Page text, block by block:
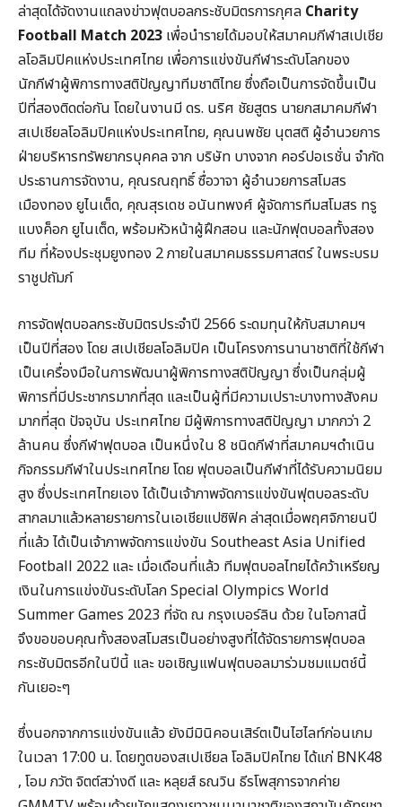
ล่าสุดได้จัดงานแถลงข่าวฟุตบอลกระชับมิตรการกุศล Charity
Football Match 2023 เพื่อนำรายได้มอบให้สมาคมกีฬาสเปเชีย
ลโอลิมปิคแห่งประเทศไทย เพื่อการแข่งขันกีฬาระดับโลกของ
นักกีฬาผู้พิการทางสติปัญญาทีมชาติไทย ซึ่งถือเป็นการจัดขึ้นเป็น
ปีที่สองติดต่อกัน โดยในงานมี ดร. นริศ ชัยสูตร นายกสมาคมกีฬา
สเปเชียลโอลิมปิคแห่งประเทศไทย, คุณนพชัย นุตสติ ผู้อำนวยการ
ฝ่ายบริหารทรัพยากรบุคคล จาก บริษัท บางจาก คอร์ปอเรชั่น จำกัด
ประธานการจัดงาน, คุณรณฤทธิ์ ซื่อวาจา ผู้อำนวยการสโมสร
เมืองทอง ยูไนเต็ด, คุณสุรเดช อนันทพงศ์ ผู้จัดการทีมสโมสร ทรู
แบงค็อก ยูไนเต็ด, พร้อมหัวหน้าผู้ฝึกสอน และนักฟุตบอลทั้งสอง
ทีม ที่ห้องประชุมยูงทอง 2 ภายในสมาคมธรรมศาสตร์ ในพระบรม
ราชูปถัมภ์
การจัดฟุตบอลกระชับมิตรประจำปี 2566 ระดมทุนให้กับสมาคมฯ
เป็นปีที่สอง โดย สเปเชียลโอลิมปิค เป็นโครงการนานาชาติที่ใช้กีฬา
เป็นเครื่องมือในการพัฒนาผู้พิการทางสติปัญญา ซึ่งเป็นกลุ่มผู้
พิการที่มีประชากรมากที่สุด และเป็นผู้ที่มีความเปราะบางทางสังคม
มากที่สุด ปัจจุบัน ประเทศไทย มีผู้พิการทางสติปัญญา มากกว่า 2
ล้านคน ซึ่งกีฬาฟุตบอล เป็นหนึ่งใน 8 ชนิดกีฬาที่สมาคมฯดำเนิน
กิจกรรมกีฬาในประเทศไทย โดย ฟุตบอลเป็นกีฬาที่ได้รับความนิยม
สูง ซึ่งประเทศไทยเอง ได้เป็นเจ้าภาพจัดการแข่งขันฟุตบอลระดับ
สากลมาแล้วหลายรายการในเอเชียแปซิฟิค ล่าสุดเมื่อพฤศจิกายนปี
ที่แล้ว ได้เป็นเจ้าภาพจัดการแข่งขัน Southeast Asia Unified
Football 2022 และ เมื่อเดือนที่แล้ว ทีมฟุตบอลไทยได้คว้าเหรียญ
เงินในการแข่งขันระดับโลก Special Olympics World
Summer Games 2023 ที่จัด ณ กรุงเบอร์ลิน ด้วย ในโอกาสนี้
จึงขอขอบคุณทั้งสองสโมสรเป็นอย่างสูงที่ได้จัดรายการฟุตบอล
กระชับมิตรอีกในปีนี้ และ ขอเชิญแฟนฟุตบอลมาร่วมชมแมตช์นี้
กันเยอะๆ
ซึ่งนอกจากการแข่งขันแล้ว ยังมีมินิคอนเสิร์ตเป็นไฮไลท์ก่อนเกม
ในเวลา 17:00 น. โดยทูตของสเปเชียล โอลิมปิคไทย ได้แก่ BNK48
, โอม ภวัต จิตต์สว่างดี และ หลุยส์ ธณวิน ธีรโพสุการจากค่าย